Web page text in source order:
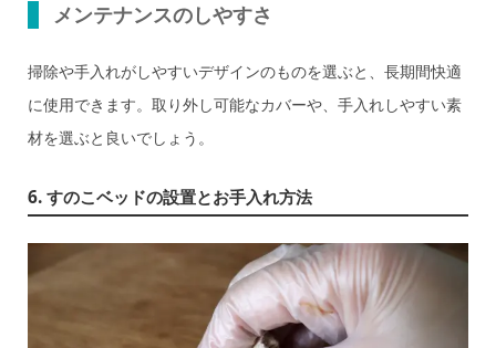
メンテナンスのしやすさ
掃除や手入れがしやすいデザインのものを選ぶと、長期間快適
に使用できます。取り外し可能なカバーや、手入れしやすい素
材を選ぶと良いでしょう。
6. すのこベッドの設置とお手入れ方法